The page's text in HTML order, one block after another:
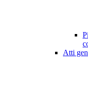
Atti